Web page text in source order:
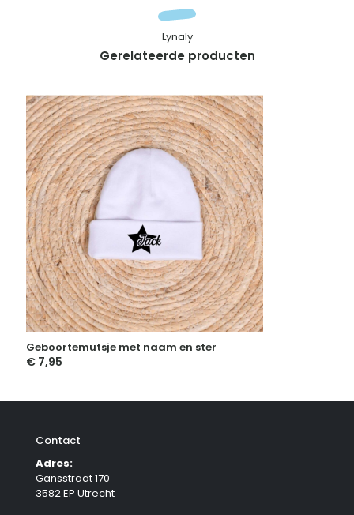
Gerelateerde producten
Lynaly
Geboortemutsje met naam en ster
€ 7,95
Contact
Adres:
Gansstraat 170
3582 EP Utrecht